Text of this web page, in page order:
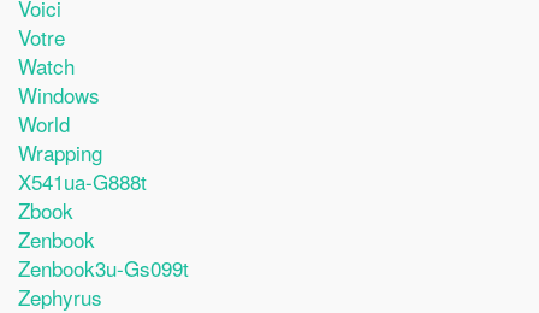
Voici
Votre
Watch
Windows
World
Wrapping
X541ua-G888t
Zbook
Zenbook
Zenbook3u-Gs099t
Zephyrus